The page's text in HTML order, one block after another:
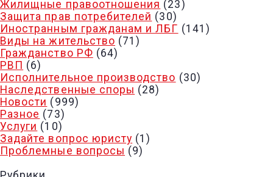
Жилищные правоотношения (23)
Защита прав потребителей (30)
Иностранным гражданам и ЛБГ (141)
Виды на жительство (71)
Гражданство РФ (64)
РВП (6)
Исполнительное производство (30)
Наследственные споры (28)
Новости (999)
Разное (73)
Услуги (10)
Задайте вопрос юристу (1)
Проблемные вопросы (9)